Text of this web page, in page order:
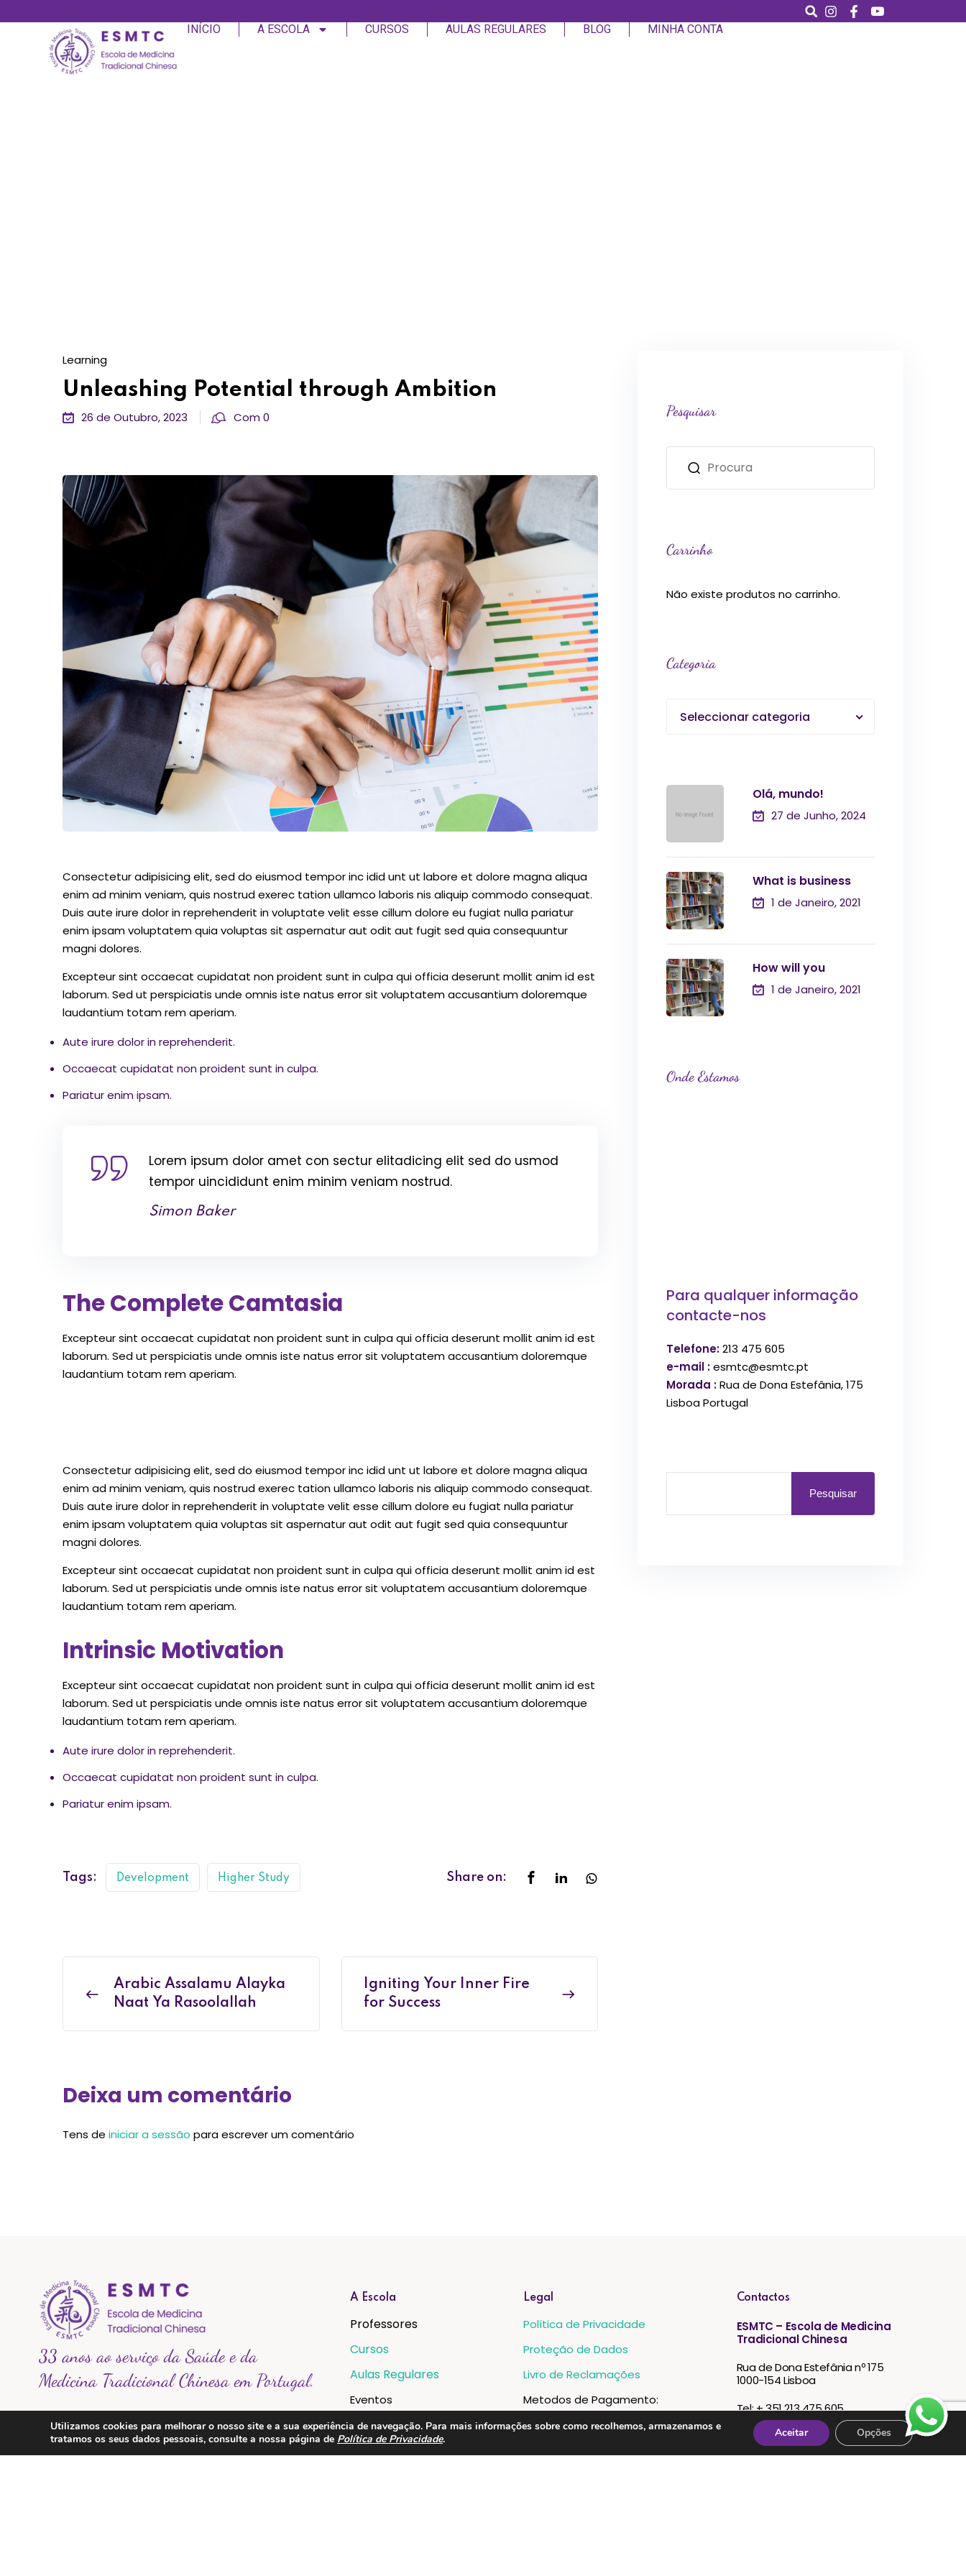
INÍCIO A ESCOLA CURSOS AULAS REGULARES BLOG MINHA CONTA
Learning
Unleashing Potential through Ambition
26 de Outubro, 2023 Com 0
Consectetur adipisicing elit, sed do eiusmod tempor inc idid unt ut labore et dolore magna aliqua
enim ad minim veniam, quis nostrud exerec tation ullamco laboris nis aliquip commodo consequat.
Duis aute irure dolor in reprehenderit in voluptate velit esse cillum dolore eu fugiat nulla pariatur
enim ipsam voluptatem quia voluptas sit aspernatur aut odit aut fugit sed quia consequuntur
magni dolores.
Excepteur sint occaecat cupidatat non proident sunt in culpa qui officia deserunt mollit anim id est
laborum. Sed ut perspiciatis unde omnis iste natus error sit voluptatem accusantium doloremque
laudantium totam rem aperiam.
Aute irure dolor in reprehenderit.
Occaecat cupidatat non proident sunt in culpa.
Pariatur enim ipsam.
Lorem ipsum dolor amet con sectur elitadicing elit sed do usmod
tempor uincididunt enim minim veniam nostrud.
Simon Baker
The Complete Camtasia
Excepteur sint occaecat cupidatat non proident sunt in culpa qui officia deserunt mollit anim id est
laborum. Sed ut perspiciatis unde omnis iste natus error sit voluptatem accusantium doloremque
laudantium totam rem aperiam.
Consectetur adipisicing elit, sed do eiusmod tempor inc idid unt ut labore et dolore magna aliqua
enim ad minim veniam, quis nostrud exerec tation ullamco laboris nis aliquip commodo consequat.
Duis aute irure dolor in reprehenderit in voluptate velit esse cillum dolore eu fugiat nulla pariatur
enim ipsam voluptatem quia voluptas sit aspernatur aut odit aut fugit sed quia consequuntur
magni dolores.
Excepteur sint occaecat cupidatat non proident sunt in culpa qui officia deserunt mollit anim id est
laborum. Sed ut perspiciatis unde omnis iste natus error sit voluptatem accusantium doloremque
laudantium totam rem aperiam.
Intrinsic Motivation
Excepteur sint occaecat cupidatat non proident sunt in culpa qui officia deserunt mollit anim id est
laborum. Sed ut perspiciatis unde omnis iste natus error sit voluptatem accusantium doloremque
laudantium totam rem aperiam.
Aute irure dolor in reprehenderit.
Occaecat cupidatat non proident sunt in culpa.
Pariatur enim ipsam.
Tags: Development Higher Study Share on:
Arabic Assalamu Alayka
Naat Ya Rasoolallah
Igniting Your Inner Fire
for Success
Deixa um comentário
Tens de iniciar a sessão para escrever um comentário
Pesquisar
Carrinho
Não existe produtos no carrinho.
Categoria
Seleccionar categoria
Olá, mundo!
27 de Junho, 2024
What is business
1 de Janeiro, 2021
How will you
1 de Janeiro, 2021
Onde Estamos
Para qualquer informação
contacte-nos
Telefone:213 475 605
e-mail :esmtc@esmtc.pt
Morada :Rua de Dona Estefânia, 175
Lisboa Portugal
Pesquisar
33 anos ao serviço da Saúde e da
Medicina Tradicional Chinesa em Portugal.
Na Escola de Medicina Tradicional Chinesa
acreditamos que a saúde é um caminho de
equilíbrio entre o corpo, a mente e a natureza.
A Escola
Professores
Cursos
Aulas Regulares
Eventos
Instalações
Legal
Política de Privacidade
Proteção de Dados
Livro de Reclamações
Metodos de Pagamento:
Contactos
ESMTC – Escola de Medicina
Tradicional Chinesa
Rua de Dona Estefânia nº 175
1000-154 Lisboa
Tel: + 351 213 475 605
e-mail: esmtc@esmtc.pt
Utilizamos cookies para melhorar o nosso site e a sua experiência de navegação. Para mais informações sobre como recolhemos, armazenamos e
tratamos os seus dados pessoais, consulte a nossa página de Política de Privacidade. Aceitar Opções